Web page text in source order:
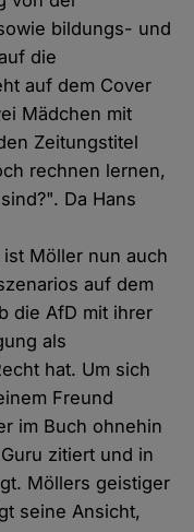
bildungs- und
die
auf dem Cover
Mädchen mit
Zeitungstitel
rechnen lernen,
Da Hans
Möller nun auch
auf dem
die AfD mit ihrer
als
hat. Um sich
Freund
im Buch ohnehin
zitiert und in
Möllers geistiger
seine Ansicht,